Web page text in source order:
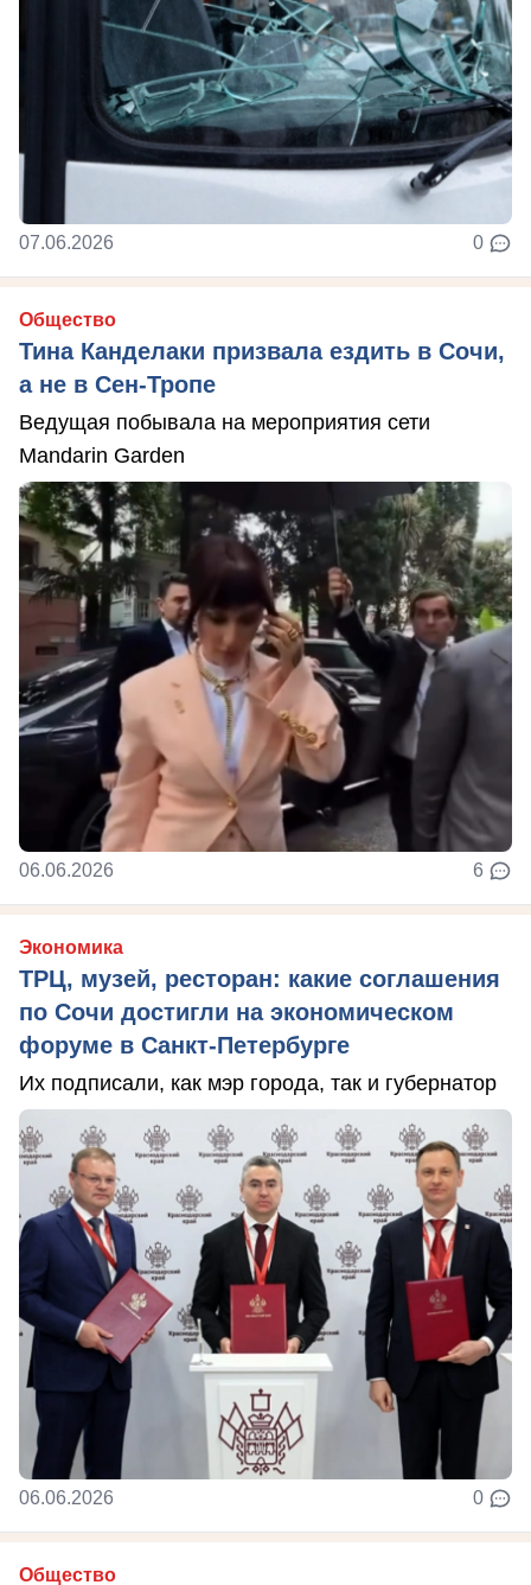
07.06.2026 0
Общество
Тина Канделаки призвала ездить в Сочи,
а не в Сен-Тропе
Ведущая побывала на мероприятия сети
Mandarin Garden
06.06.2026 6
Экономика
ТРЦ, музей, ресторан: какие соглашения
по Сочи достигли на экономическом
форуме в Санкт-Петербурге
Их подписали, как мэр города, так и губернатор
06.06.2026 0
Общество